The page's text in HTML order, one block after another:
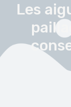
Les